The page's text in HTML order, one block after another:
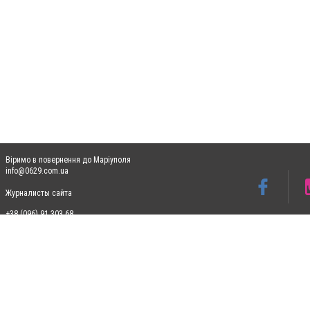
Віримо в повернення до Маріуполя
info@0629.com.ua
Журналисты сайта
+38 (096) 91 303 68